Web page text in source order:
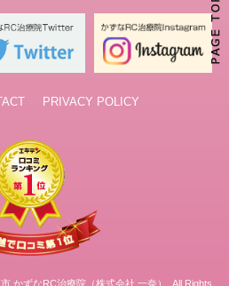
PRIVACY POLICY
かずなRC治療院（株式会社 一奈）. All Rights